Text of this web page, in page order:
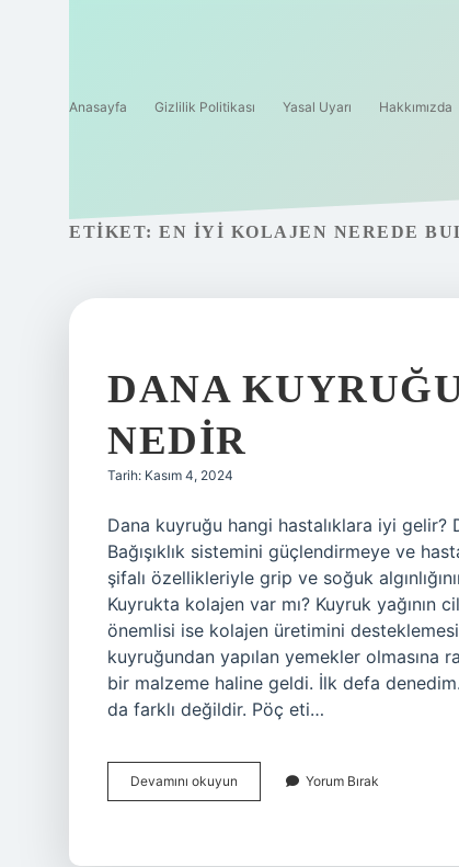
Anasayfa Gizlilik Politikası Yasal Uyarı Hakkımızda
ETIKET: EN IYI KOLAJEN NEREDE
DANA
NEDIR
Tarih: Kasım 4, 2024
Dana kuyruğu hangi hastalıklara iyi gelir?
Bağışıklık sistemini güçlendirmeye ve
şifalı özellikleriyle grip ve soğuk
Kuyrukta kolajen var mı? Kuyruk
önemlisi ise kolajen üretimini
kuyruğundan yapılan yemekler olmasına
bir malzeme haline geldi. İlk defa
da farklı değildir. Pöç eti…
Devamını okuyun
Kuyruğunun
Yorum Bırak